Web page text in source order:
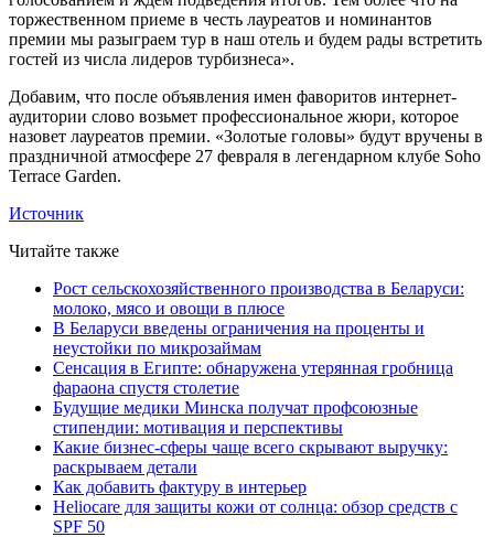
торжественном приеме в честь лауреатов и номинантов
премии мы разыграем тур в наш отель и будем рады встретить
гостей из числа лидеров турбизнеса».
Добавим, что после объявления имен фаворитов интернет-
аудитории слово возьмет профессиональное жюри, которое
назовет лауреатов премии. «Золотые головы» будут вручены в
праздничной атмосфере 27 февраля в легендарном клубе Soho
Terrace Garden.
Источник
Читайте также
Рост сельскохозяйственного производства в Беларуси:
молоко, мясо и овощи в плюсе
В Беларуси введены ограничения на проценты и
неустойки по микрозаймам
Сенсация в Египте: обнаружена утерянная гробница
фараона спустя столетие
Будущие медики Минска получат профсоюзные
стипендии: мотивация и перспективы
Какие бизнес-сферы чаще всего скрывают выручку:
раскрываем детали
Как добавить фактуру в интерьер
Heliocare для защиты кожи от солнца: обзор средств с
SPF 50